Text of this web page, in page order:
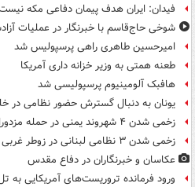
فیدان: ایران هدف پیمان دفاعی مکه
شوخی حاج‌قاسم با خبرنگار در عملیات
امیرحسین طاهری راهی پرسپولیس شد
طعنه همتی به وزیر خزانه داری آمریکا
هافبک آلومینیوم پرسپولیسی شد
یونان به دنبال گسترش حضور نظامی در
زخمی شدن ۴ شهروند یمنی در حمله مزدوران سعودی
زخمی شدن ۳ نظامی لبنانی در زوطر غربی
عکاسان و خبرنگاران در دفاع مقدس
ورود فرمانده تروریست‌های آمریکایی به